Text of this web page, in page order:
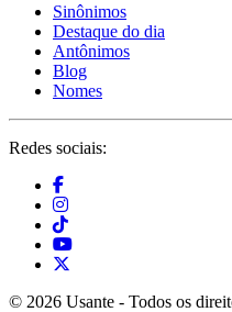
Sinônimos
Destaque do dia
Antônimos
Blog
Nomes
Redes sociais:
© 2026 Usante - Todos os